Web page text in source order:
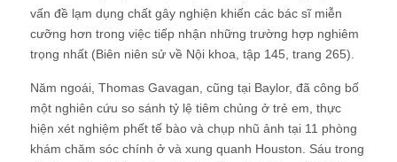
vấn đề lạm dụng chất gây nghiện khiến các bác sĩ miễn
cưỡng hơn trong việc tiếp nhận những trường hợp nghiêm
trọng nhất (Biên niên sử về Nội khoa, tập 145, trang 265).
Năm ngoái, Thomas Gavagan, cũng tại Baylor, đã công bố
một nghiên cứu so sánh tỷ lệ tiêm chủng ở trẻ em, thực
hiện xét nghiệm phết tế bào và chụp nhũ ảnh tại 11 phòng
khám chăm sóc chính ở và xung quanh Houston. Sáu trong